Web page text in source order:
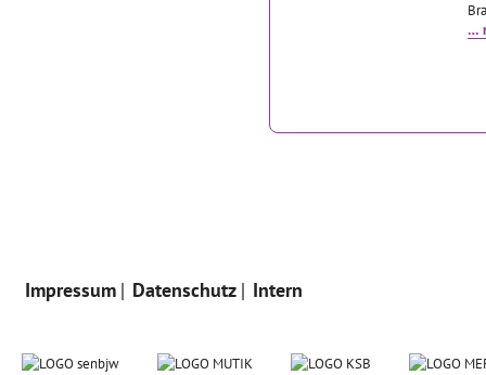
…
Impressum Datenschutz Intern